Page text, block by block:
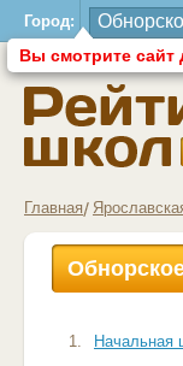
Город:
Вы смотрите сайт
Главная
1.
Начальная